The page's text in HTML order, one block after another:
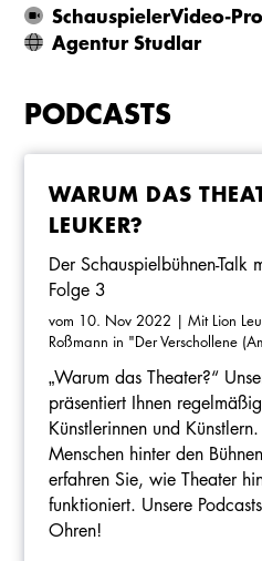
SchauspielerVideo-
Agentur Studlar
PODCASTS
WARUM DAS
LEUKER?
Der Schauspielbühnen-Talk
Folge 3
vom 10. Nov 2022 | Mit Lion
Roßmann in "Der Verschollene
„Warum das Theater?“
präsentiert Ihnen
Künstlerinnen und
Menschen hinter den
erfahren Sie, wie Theater
funktioniert. Unsere
Ohren!